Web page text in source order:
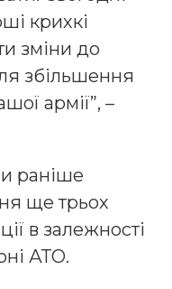
крихкі
зміни до
збільшення
армії”, –
раніше
ще трьох
в залежності
АТО.